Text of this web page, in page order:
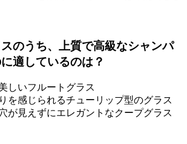
のうち、上質で高級なシャンパ
適しているのは？
しいフルートグラス
を感じられるチューリップ型のグラス
が見えずにエレガントなクープグラス